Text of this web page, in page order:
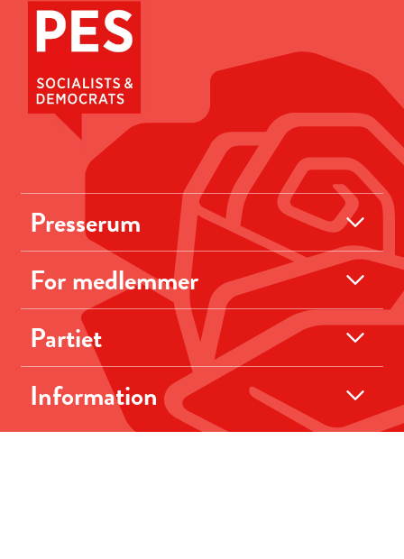
Presserum
For medlemmer
Partiet
Information